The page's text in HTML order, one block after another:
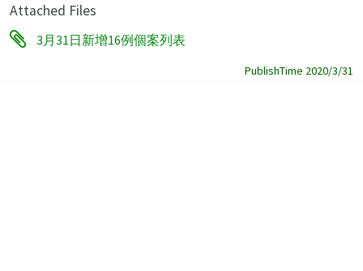
Attached Files
3月31日新增16例個案列表
PublishTime 2020/3/31